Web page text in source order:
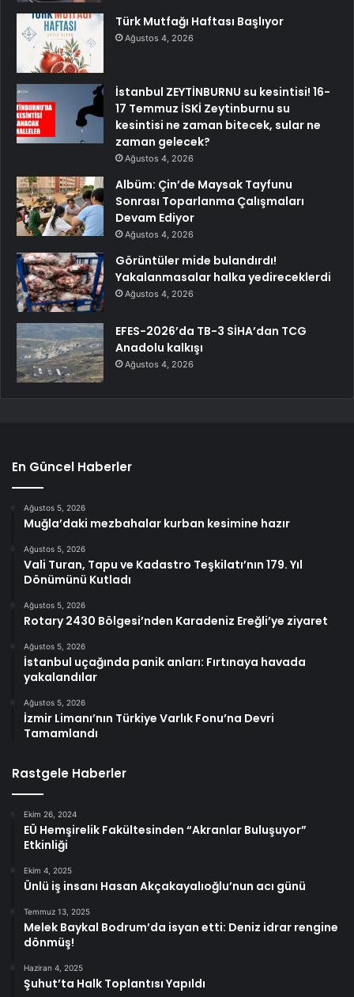
Türk Mutfağı Haftası Başlıyor
Ağustos 4, 2026
İstanbul ZEYTİNBURNU su kesintisi! 16-
17 Temmuz İSKİ Zeytinburnu su
kesintisi ne zaman bitecek, sular ne
zaman gelecek?
Ağustos 4, 2026
Albüm: Çin’de Maysak Tayfunu
Sonrası Toparlanma Çalışmaları
Devam Ediyor
Ağustos 4, 2026
Görüntüler mide bulandırdı!
Yakalanmasalar halka yedireceklerdi
Ağustos 4, 2026
EFES-2026’da TB-3 SİHA’dan TCG
Anadolu kalkışı
Ağustos 4, 2026
En Güncel Haberler
Ağustos 5, 2026
Muğla’daki mezbahalar kurban kesimine hazır
Ağustos 5, 2026
Vali Turan, Tapu ve Kadastro Teşkilatı’nın 179. Yıl
Dönümünü Kutladı
Ağustos 5, 2026
Rotary 2430 Bölgesi’nden Karadeniz Ereğli’ye ziyaret
Ağustos 5, 2026
İstanbul uçağında panik anları: Fırtınaya havada
yakalandılar
Ağustos 5, 2026
İzmir Limanı’nın Türkiye Varlık Fonu’na Devri
Tamamlandı
Rastgele Haberler
Ekim 26, 2024
EÜ Hemşirelik Fakültesinden “Akranlar Buluşuyor”
Etkinliği
Ekim 4, 2025
Ünlü iş insanı Hasan Akçakayalıoğlu’nun acı günü
Temmuz 13, 2025
Melek Baykal Bodrum’da isyan etti: Deniz idrar rengine
dönmüş!
Haziran 4, 2025
Şuhut’ta Halk Toplantısı Yapıldı